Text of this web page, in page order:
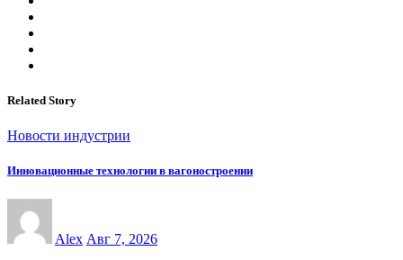
Related Story
Новости индустрии
Инновационные технологии в вагоностроении
Alex Авг 7, 2026